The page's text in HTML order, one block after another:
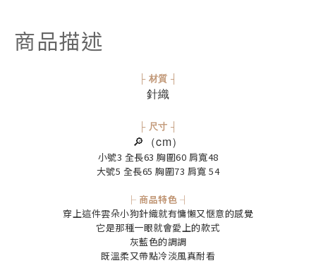
商品描述
├ 材質 ┤
針織
├ 尺寸 ┤
🔎（cm）
小號3 全長63 胸圍60 肩寬48
大號5 全長65 胸圍73 肩寬 54
├ 商品特色 ┤
穿上這件雲朵小狗針織就有慵懶又愜意的感覺
它是那種一眼就會愛上的款式
灰藍色的調調
既溫柔又帶點冷淡風真耐看